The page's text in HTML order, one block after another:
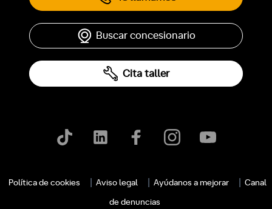
Buscar concesionario
Cita taller
Política de cookies Aviso legal Ayúdanos a mejorar Canal
de denuncias